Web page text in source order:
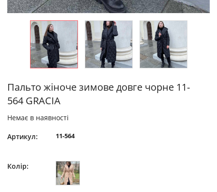
Пальто жіноче зимове довге чорне 11-
564 GRACIA
Немає в наявності
Артикул: 11-564
Колір: